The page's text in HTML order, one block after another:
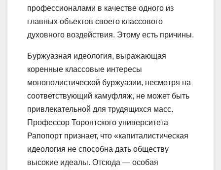
профессионалами в качестве одного из
главных объектов своего классового
духовного воздействия. Этому есть причины.
Буржуазная идеология, выражающая
коренные классовые интересы
монополистической буржуазии, несмотря на
соответствующий камуфляж, не может быть
привлекательной для трудящихся масс.
Профессор Торонтского университета
Рапопорт признает, что «капиталистическая
идеология не способна дать обществу
высокие идеалы. Отсюда — особая